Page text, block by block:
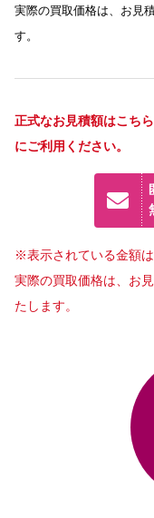
実際の買取価格は、お見
す。
正式なお見積額はこち
にご利用ください。
※表示されている金額
実際の買取価格は、お
たします。